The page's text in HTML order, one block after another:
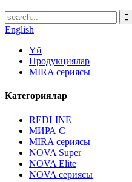
English
Үй
Продукциялар
MIRA сериясы
Категориялар
REDLINE
МИРА С
MIRA сериясы
NOVA Super
NOVA Elite
NOVA сериясы